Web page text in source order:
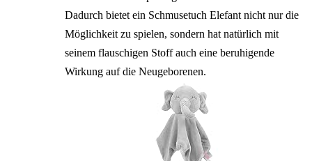
Dadurch bietet ein Schmusetuch Elefant nicht nur die
Möglichkeit zu spielen, sondern hat natürlich mit
seinem flauschigen Stoff auch eine beruhigende
Wirkung auf die Neugeborenen.